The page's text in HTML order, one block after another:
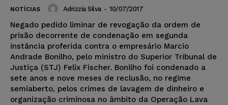
NOTÍCIAS Adrizzia Silva - 10/07/2017
Negado pedido liminar de revogação da ordem de
prisão decorrente de condenação em segunda
instância proferida contra o empresário Marcio
Andrade Bonilho, pelo ministro do Superior Tribunal de
Justiça (STJ) Felix Fischer. Bonilho foi condenado a
sete anos e nove meses de reclusão, no regime
semiaberto, pelos crimes de lavagem de dinheiro e
organização criminosa no âmbito da Operação Lava